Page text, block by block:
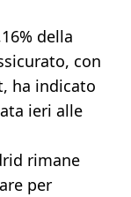
della
con
ha indicato
ieri alle
rimane
per